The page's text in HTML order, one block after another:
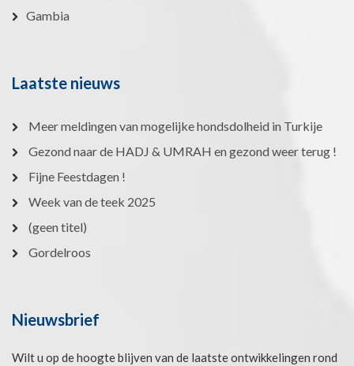
Gambia
Laatste nieuws
Meer meldingen van mogelijke hondsdolheid in Turkije
Gezond naar de HADJ & UMRAH en gezond weer terug !
Fijne Feestdagen !
Week van de teek 2025
(geen titel)
Gordelroos
Nieuwsbrief
Wilt u op de hoogte blijven van de laatste ontwikkelingen rond